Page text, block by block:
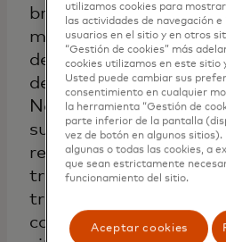
brindar y/o respaldar
marca Mastercard
del término "actividad"
definiciones de las
No puedes otorgar
sublicencias, publicar,
reproducir en cualquier
transferir de otro
trabajo derivado de o
contenido. No puedes
utilizamos cookies para
las actividades de navegación
usuarios en el sitio y en otros
“Gestión de cookies” más
cookies utilizamos en este sitio
Usted puede cambiar sus
consentimiento en cualquier
la herramienta “Gestión de
parte inferior de la pantalla
vez de botón en algunos
algunas o todas las cookies, a
que sean estrictamente
funcionamiento del sitio.
Aceptar cookies